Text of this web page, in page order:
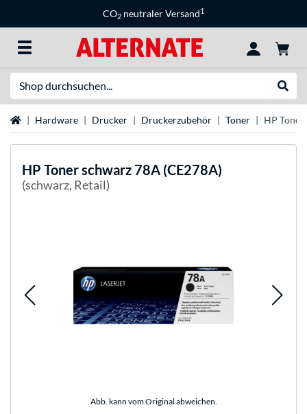
CO2 neutraler Versand1
StartseiteHardware Drucker Druckerzubehör Toner HP
HP Toner schwarz 78A (CE278A)
(schwarz, Retail)
Abb. kann vom Original abweichen.